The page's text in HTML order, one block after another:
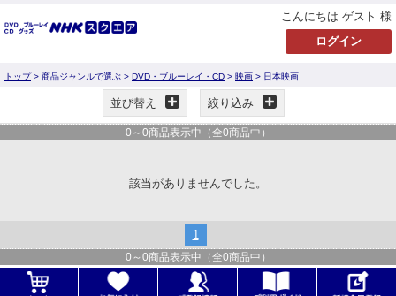
こんにちは ゲスト 様
トップ> 商品ジャンルで選ぶ > DVD・ブルーレイ・CD > 映画 > 日本映画
並び替え 絞り込み
0 ～ 0商品表示中（全0商品中）
該当がありませんでした。
1
0 ～ 0商品表示中（全0商品中）